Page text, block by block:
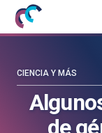
Mujeres
con
blog
de
CIENCIA Y MÁS